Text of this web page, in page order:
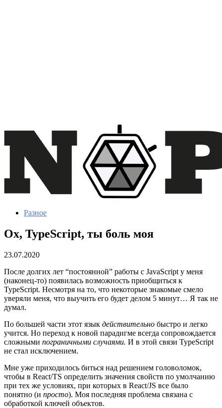
Разное
Ох, TypeScript, ты боль моя
23.07.2020
После долгих лет “постоянной” работы с JavaScript у меня
(наконец-то) появилась возможность приобщиться к
TypeScript. Несмотря на то, что некоторые знакомые смело
уверяли меня, что выучить его будет делом 5 минут… Я так не
думал.
По большей части этот язык действительно быстро и легко
учится. Но переход к новой парадигме всегда сопровождается
сложными пограничными случаями. И в этой связи TypeScript
не стал исключением.
Мне уже приходилось биться над решением головоломок,
чтобы в React/TS определить значения свойств по умолчанию
при тех же условиях, при которых в React/JS все было
понятно (и просто). Моя последняя проблема связана с
обработкой ключей объектов.